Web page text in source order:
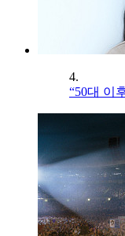
4.
“50대 이